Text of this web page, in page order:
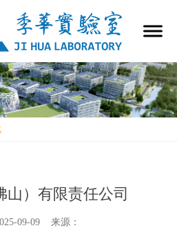
山）有限责任公司
09-09 来源：